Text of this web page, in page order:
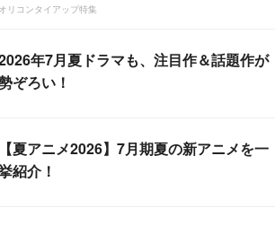
オリコンタイアップ特集
年7月夏ドラマも、注目作＆話題作が
ぞろい！
【夏アニメ2026】7月期夏の新アニメを一
紹介！